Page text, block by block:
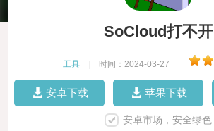
SoCloud打不开
工具 时间：2024-03-27
安卓下载 苹果下载
安卓市场，安全绿色